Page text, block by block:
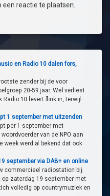
een reactie te plaatsen.
en Radio 10 dalen fors,
zender bij de voor
20-59 jaar. Wel verliest
10 levert flink in, terwijl
1 september met uitzenden
per 1 september met
van de NPO aan
week werd al bekend dat ook
september via DAB+ en online
commercieel radiostation bij.
op zaterdag 19 september met
volledig op countrymuziek en